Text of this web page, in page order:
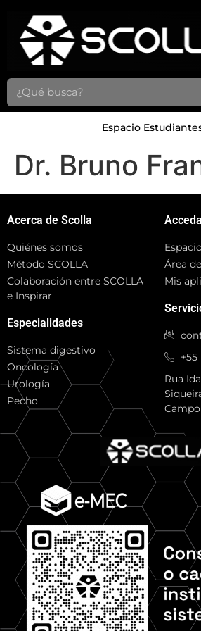
Espacio
Dr. Bruno
Acerca de Scolla
Quiénes somos
Método SCOLLA
Colaboración entre SCOLLA
e Inspirar
Especialidades
Sistema digestivo
Oncología
Urología
Pecho
Área
Mis
Rua